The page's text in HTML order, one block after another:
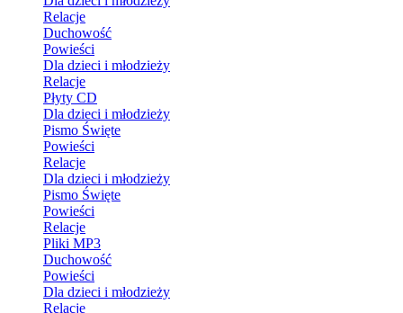
Relacje
Duchowość
Powieści
Dla dzieci i młodzieży
Relacje
Płyty CD
Dla dzieci i młodzieży
Pismo Święte
Powieści
Relacje
Dla dzieci i młodzieży
Pismo Święte
Powieści
Relacje
Pliki MP3
Duchowość
Powieści
Dla dzieci i młodzieży
Relacje